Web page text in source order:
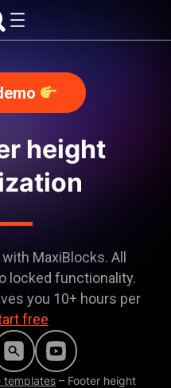
height
MaxiBlocks. All
locked functionality.
you 10+ hours per
free
templates – Footer height